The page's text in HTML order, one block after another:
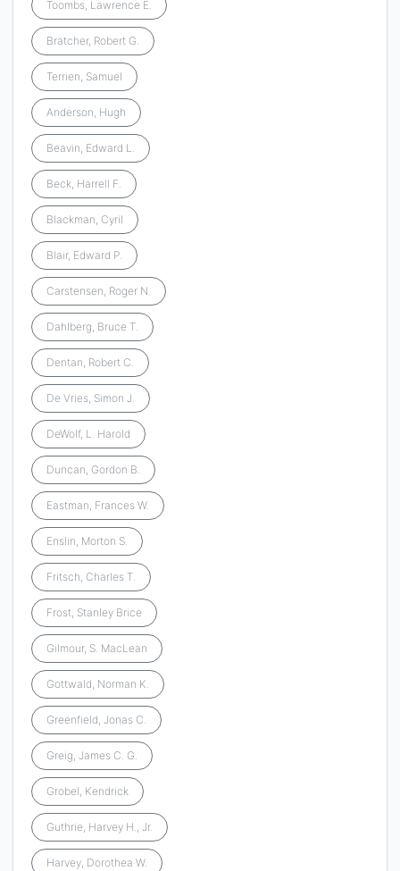
Toombs, Lawrence E.
Bratcher, Robert G.
Terrien, Samuel
Anderson, Hugh
Beavin, Edward L.
Beck, Harrell F.
Blackman, Cyril
Blair, Edward P.
Carstensen, Roger N.
Dahlberg, Bruce T.
Dentan, Robert C.
De Vries, Simon J.
DeWolf, L. Harold
Duncan, Gordon B.
Eastman, Frances W.
Enslin, Morton S.
Fritsch, Charles T.
Frost, Stanley Brice
Gilmour, S. MacLean
Gottwald, Norman K.
Greenfield, Jonas C.
Greig, James C. G.
Grobel, Kendrick
Guthrie, Harvey H., Jr.
Harvey, Dorothea W.